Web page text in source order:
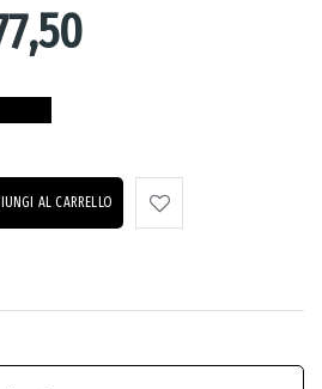
AL CARRELLO